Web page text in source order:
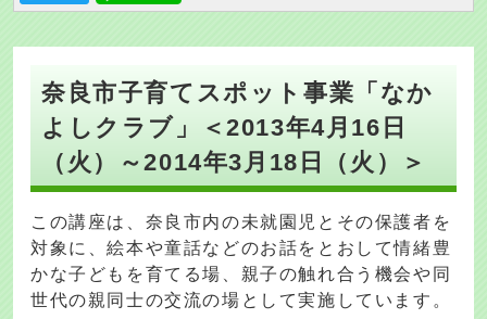
奈良市子育てスポット事業「なか
よしクラブ」＜2013年4月16日
（火）～2014年3月18日（火）＞
この講座は、奈良市内の未就園児とその保護者を
対象に、絵本や童話などのお話をとおして情緒豊
かな子どもを育てる場、親子の触れ合う機会や同
世代の親同士の交流の場として実施しています。